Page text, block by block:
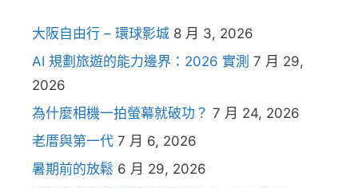
大阪自由行 – 環球影城 8 月 3, 2026
AI 規劃旅遊的能力邊界：2026 實測 7 月 29,
2026
為什麼相機一拍螢幕就破功？ 7 月 24, 2026
老厝與第一代 7 月 6, 2026
暑期前的放鬆 6 月 29, 2026